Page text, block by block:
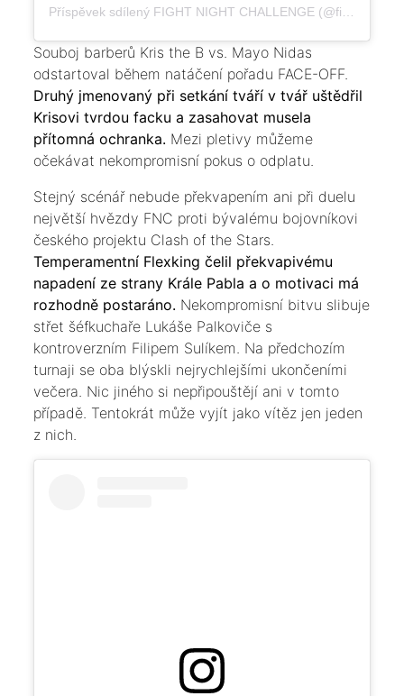
Příspěvek sdílený FIGHT NIGHT CHALLENGE (@fightnightchallenge)
Souboj barberů Kris the B vs. Mayo Nidas
odstartoval během natáčení pořadu FACE-OFF.
Druhý jmenovaný při setkání tváří v tvář uštědřil
Krisovi tvrdou facku a zasahovat musela
přítomná ochranka. Mezi pletivy můžeme
očekávat nekompromisní pokus o odplatu.
Stejný scénář nebude překvapením ani při duelu
největší hvězdy FNC proti bývalému bojovníkovi
českého projektu Clash of the Stars.
Temperamentní Flexking čelil překvapivému
napadení ze strany Krále Pabla a o motivaci má
rozhodně postaráno. Nekompromisní bitvu slibuje
střet šéfkuchaře Lukáše Palkoviče s
kontroverzním Filipem Sulíkem. Na předchozím
turnaji se oba blýskli nejrychlejšími ukončeními
večera. Nic jiného si nepřipouštějí ani v tomto
případě. Tentokrát může vyjít jako vítěz jen jeden
z nich.